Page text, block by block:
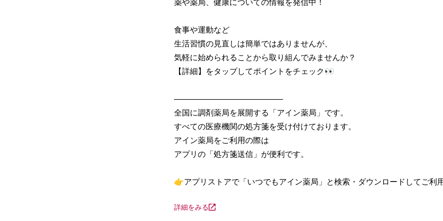
食事や運動など
生活習慣の見直しは簡単ではありませんが、
気軽に始められることから取り組んでみませんか？
【詳細】をタップしてポイントをチェック👀
────────────────────
全国に調剤薬局を展開する「アイン薬局」です。
すべての医療機関の処方箋を受け付けております。
アイン薬局をご利用の際は
アプリの「処方箋送信」が便利です。
👉アプリストアで「いつでもアイン薬局」と検索・ダウンロードしてご利用
詳細をみる